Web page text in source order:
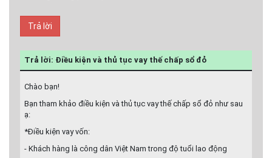
Trả lời
Trả lời: Điều kiện và thủ tục vay thế chấp sổ đỏ
Chào bạn!
Bạn tham khảo điều kiện và thủ tục vay thế chấp sổ đỏ như sau
ạ:
*Điều kiện vay vốn:
- Khách hàng là công dân Việt Nam trong độ tuổi lao động